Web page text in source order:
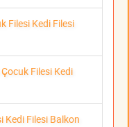
Filesi Kedi Filesi
Filesi Kedi
Kedi Filesi Balkon